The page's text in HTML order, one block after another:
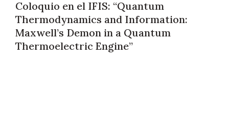
Coloquio en el IFIS: “Quantum
Thermodynamics and Information:
Maxwell’s Demon in a Quantum
Thermoelectric Engine”